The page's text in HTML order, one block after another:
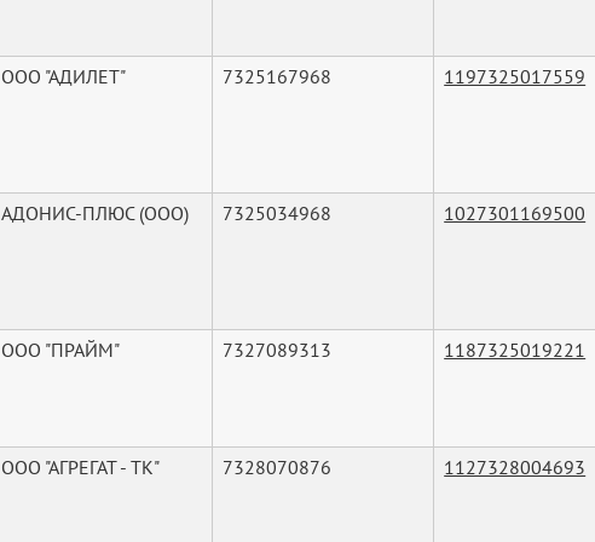
ООО "АДИЛЕТ" 7325167968 1197325017559
АДОНИС-ПЛЮС (ООО) 7325034968 1027301169500
ООО "ПРАЙМ" 7327089313 1187325019221
ООО "АГРЕГАТ - ТК" 7328070876 1127328004693